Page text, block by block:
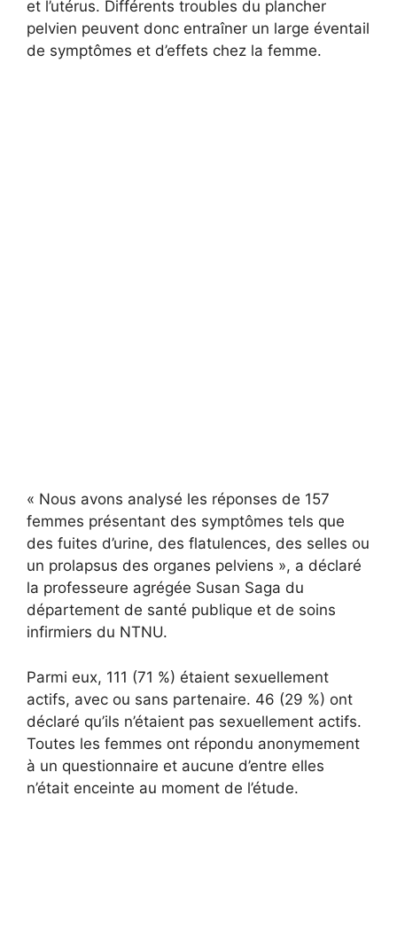
et l’utérus. Différents troubles du plancher
pelvien peuvent donc entraîner un large éventail
de symptômes et d’effets chez la femme.
« Nous avons analysé les réponses de 157
femmes présentant des symptômes tels que
des fuites d’urine, des flatulences, des selles ou
un prolapsus des organes pelviens », a déclaré
la professeure agrégée Susan Saga du
département de santé publique et de soins
infirmiers du NTNU.
Parmi eux, 111 (71 %) étaient sexuellement
actifs, avec ou sans partenaire. 46 (29 %) ont
déclaré qu’ils n’étaient pas sexuellement actifs.
Toutes les femmes ont répondu anonymement
à un questionnaire et aucune d’entre elles
n’était enceinte au moment de l’étude.